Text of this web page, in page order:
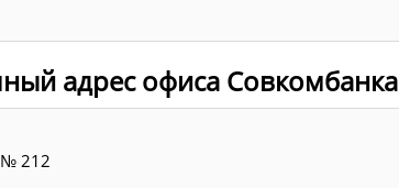
адрес офиса Совкомбанка
212